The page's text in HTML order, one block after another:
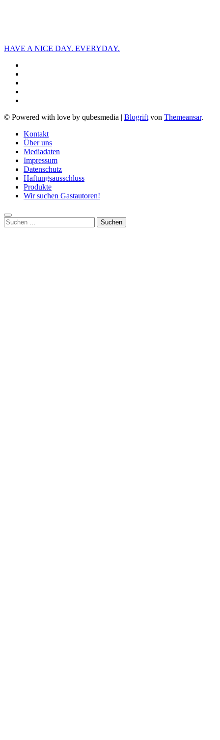
HAVE A NICE DAY. EVERYDAY.
© Powered with love by qubesmedia | Blogrift von Themeansar.
Kontakt
Über uns
Mediadaten
Impressum
Datenschutz
Haftungsausschluss
Produkte
Wir suchen Gastautoren!
Suchen
nach: